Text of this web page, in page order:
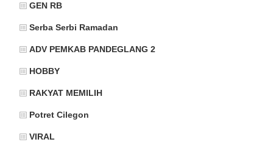
GEN RB
Serba Serbi Ramadan
ADV PEMKAB PANDEGLANG 2
HOBBY
RAKYAT MEMILIH
Potret Cilegon
VIRAL